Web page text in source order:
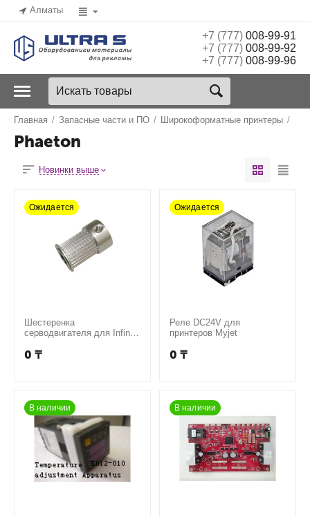
Алматы
+7 (777)008-99-91
+7 (777)008-99-92
+7 (777)008-99-96
Главная / Запасные части и ПО / Широкоформатные принтеры /
Phaeton
Новинки выше
Ожидается
Шестеренка
серводвигателя для Infiniti
0 ₸
Ожидается
Реле DC24V для
принтеров Myjet
0 ₸
В наличии В наличии